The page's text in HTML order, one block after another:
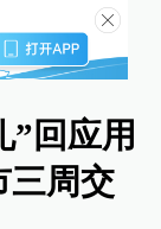
”回应用
三周交